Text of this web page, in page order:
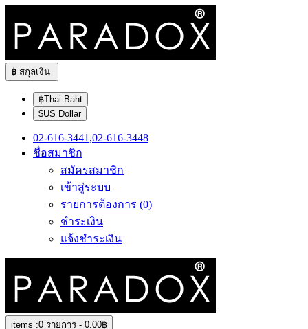
฿ สกุลเงิน
฿Thai Baht
$US Dollar
02-616-3441,02-616-3448
ชื่อสมาชิก
สมัครสมาชิก
เข้าสู่ระบบ
รายการต้องการ (0)
ชำระเงิน
แจ้งชำระเงิน
items :0 รายการ - 0.00฿